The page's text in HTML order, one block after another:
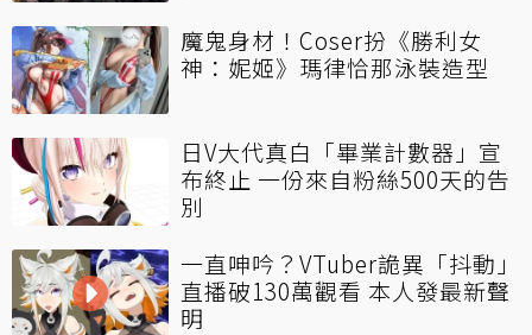
魔鬼身材！Coser扮《勝利女
神：妮姬》瑪律恰那泳裝造型
日V大代真白「畢業計數器」宣
布終止 一份來自粉絲500天的告
別
一直呻吟？VTuber詭異「抖動」
直播破130萬觀看 本人發最新聲
明